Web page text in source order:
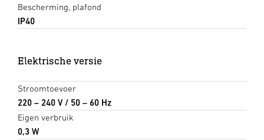
Bescherming, plafond
IP40
Elektrische versie
Stroomtoevoer
220 – 240 V / 50 – 60 Hz
Eigen verbruik
0,3 W